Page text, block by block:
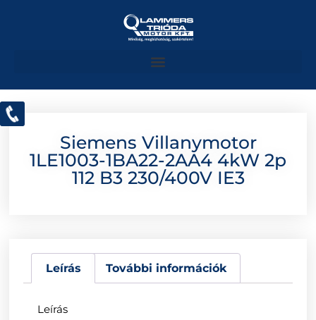
Siemens Villanymotor
1LE1003-1BA22-2AA4 4kW 2p
112 B3 230/400V IE3
Leírás További információk
Leírás